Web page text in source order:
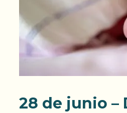
28 de junio –